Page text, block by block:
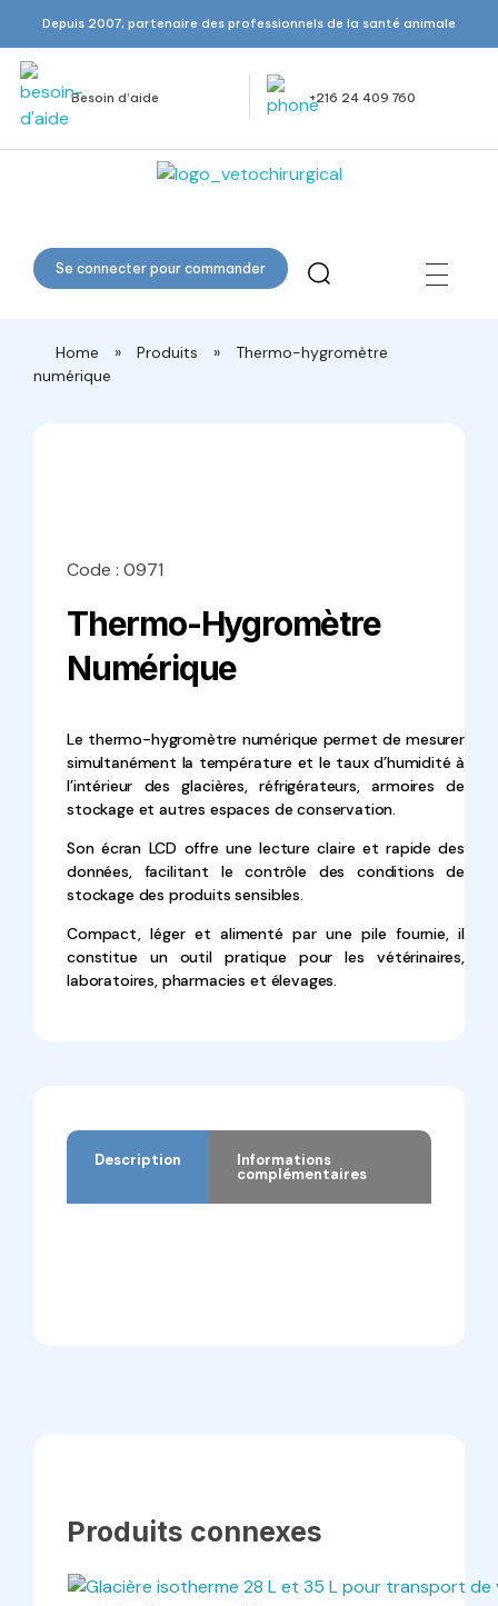
Depuis 2007, partenaire des professionnels de la santé animale
Besoin d’aide +216 24 409 760
Veto Chirurgical
Se connecter pour commander
Home » Produits »
Thermo-hygromètre
numérique
Code : 0971
Thermo-Hygromètre
Numérique
Le thermo-hygromètre numérique permet de mesurer
simultanément la température et le taux d’humidité à
l’intérieur des glacières, réfrigérateurs, armoires de
stockage et autres espaces de conservation.
Son écran LCD offre une lecture claire et rapide des
données, facilitant le contrôle des conditions de
stockage des produits sensibles.
Compact, léger et alimenté par une pile fournie, il
constitue un outil pratique pour les vétérinaires,
laboratoires, pharmacies et élevages.
Description Informations
complémentaires
Produits connexes